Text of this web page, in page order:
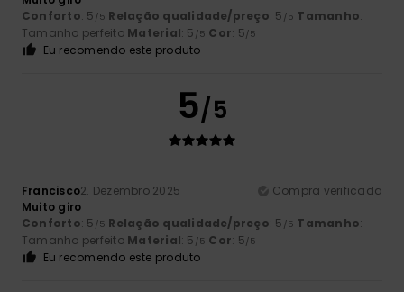
Conforto: 5 /5 Relação qualidade/preço: 5 /5 Tamanho:
Tamanho perfeito Material: 5 /5 Cor: 5/5
Eu recomendo este produto
5/5
Francisco2. Dezembro 2025
Compra verificada
Muito giro
Conforto: 5 /5 Relação qualidade/preço: 5 /5 Tamanho:
Tamanho perfeito Material: 5 /5 Cor: 5/5
Eu recomendo este produto